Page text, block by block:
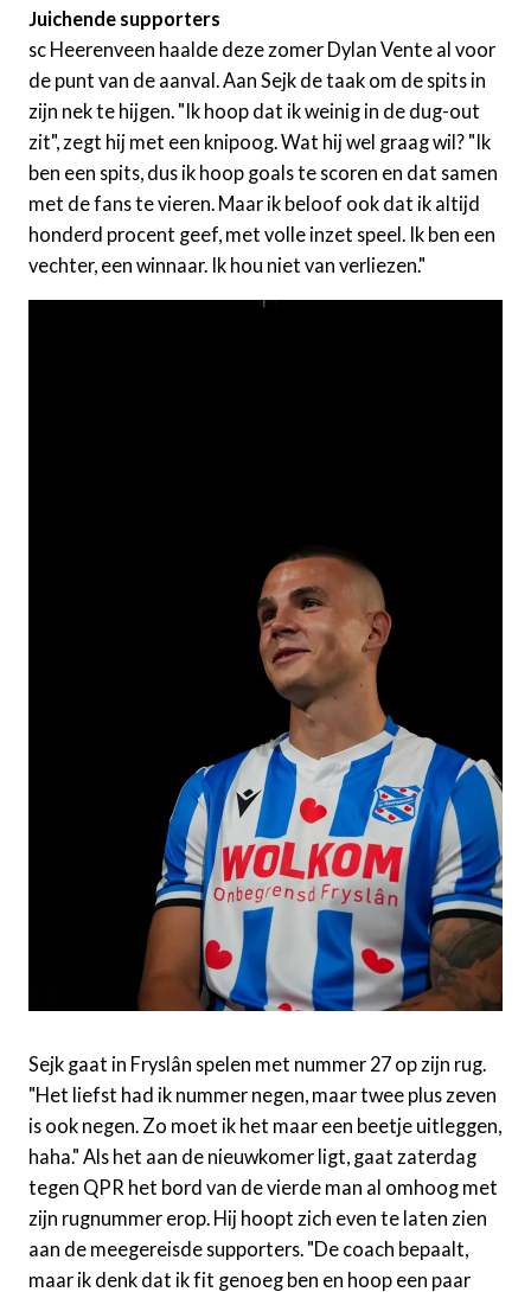
Juichende supporters
sc Heerenveen haalde deze zomer Dylan Vente al voor
de punt van de aanval. Aan Sejk de taak om de spits in
zijn nek te hijgen. "Ik hoop dat ik weinig in de dug-out
zit", zegt hij met een knipoog. Wat hij wel graag wil? "Ik
ben een spits, dus ik hoop goals te scoren en dat samen
met de fans te vieren. Maar ik beloof ook dat ik altijd
honderd procent geef, met volle inzet speel. Ik ben een
vechter, een winnaar. Ik hou niet van verliezen."
Sejk gaat in Fryslân spelen met nummer 27 op zijn rug.
"Het liefst had ik nummer negen, maar twee plus zeven
is ook negen. Zo moet ik het maar een beetje uitleggen,
haha." Als het aan de nieuwkomer ligt, gaat zaterdag
tegen QPR het bord van de vierde man al omhoog met
zijn rugnummer erop. Hij hoopt zich even te laten zien
aan de meegereisde supporters. "De coach bepaalt,
maar ik denk dat ik fit genoeg ben en hoop een paar